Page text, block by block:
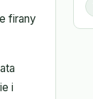
firany
i